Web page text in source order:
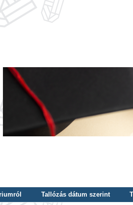
Tallózás dátum szerint